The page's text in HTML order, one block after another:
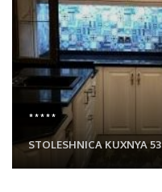
*****
STOLESHNICA KUXNYA 53